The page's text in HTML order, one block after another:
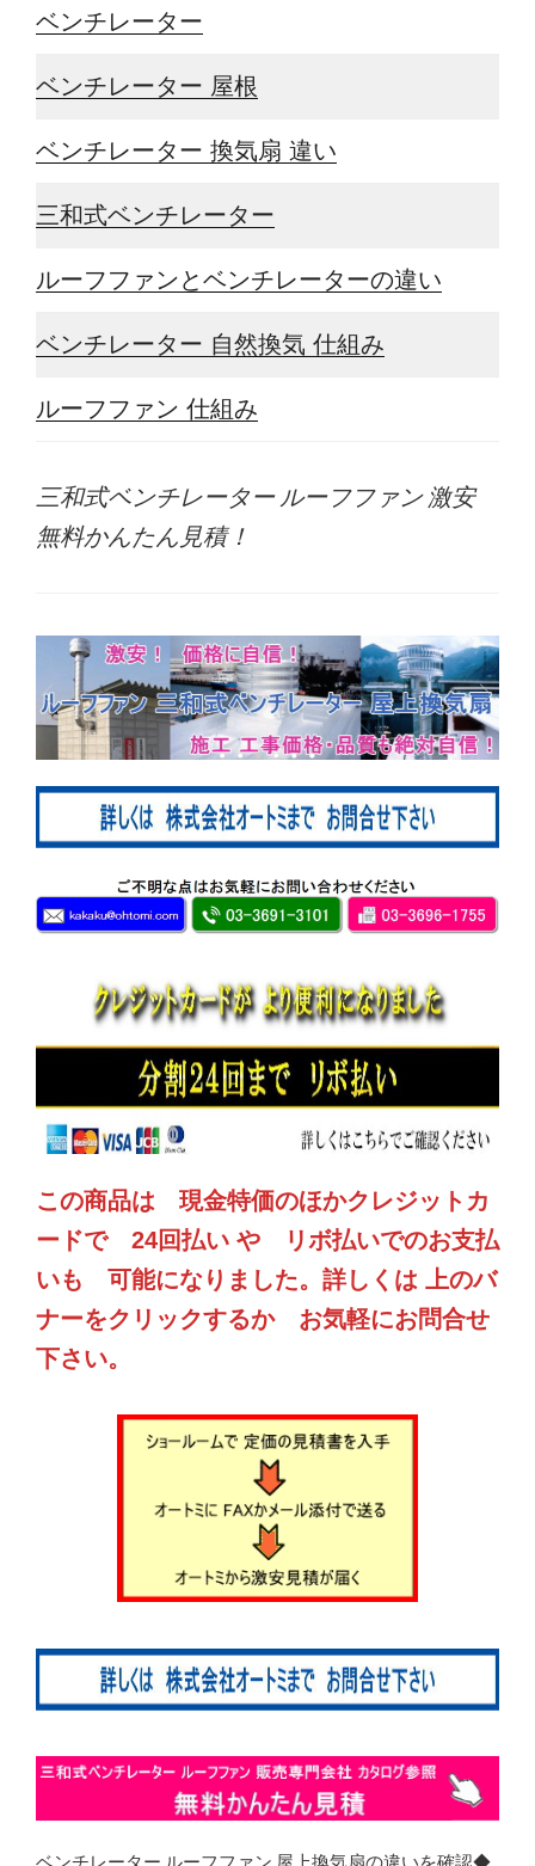
ベンチレーター
ベンチレーター 屋根
ベンチレーター 換気扇 違い
三和式ベンチレーター
ルーフファンとベンチレーターの違い
ベンチレーター 自然換気 仕組み
ルーフファン 仕組み
三和式ベンチレーター ルーフファン 激安
無料かんたん見積！
この商品は 現金特価のほかクレジットカ
ードで 24回払い や リボ払いでのお支払
いも 可能になりました。詳しくは 上のバ
ナーをクリックするか お気軽にお問合せ
下さい。
ベンチレーター ルーフファン 屋上換気扇の違いを確認◆